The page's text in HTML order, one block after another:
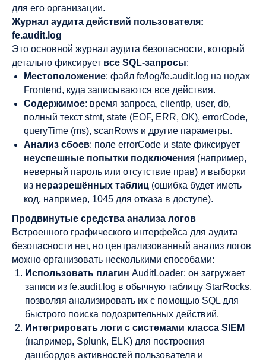
для его организации.
Журнал аудита действий пользователя:
fe.audit.log
Это основной журнал аудита безопасности, который
детально фиксирует все SQL-запросы:
Местоположение: файл fe/log/fe.audit.log на нодах
Frontend, куда записываются все действия.
Содержимое: время запроса, clientIp, user, db,
полный текст stmt, state (EOF, ERR, OK), errorCode,
queryTime (ms), scanRows и другие параметры.
Анализ сбоев: поле errorCode и state фиксирует
неуспешные попытки подключения (например,
неверный пароль или отсутствие прав) и выборки
из неразрешённых таблиц (ошибка будет иметь
код, например, 1045 для отказа в доступе).
Продвинутые средства анализа логов
Встроенного графического интерфейса для аудита
безопасности нет, но централизованный анализ логов
можно организовать несколькими способами:
Использовать плагин AuditLoader: он загружает
записи из fe.audit.log в обычную таблицу StarRocks,
позволяя анализировать их с помощью SQL для
быстрого поиска подозрительных действий.
Интегрировать логи с системами класса SIEM
(например, Splunk, ELK) для построения
дашбордов активностей пользователя и